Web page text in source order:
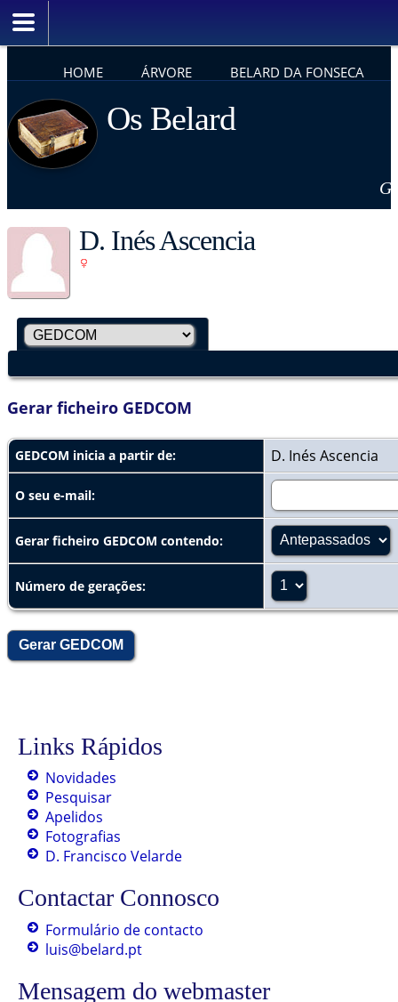
HOME ÁRVORE BELARD DA FONSECA
Os Belard
D. Inés Ascencia
Gerar ficheiro GEDCOM
GEDCOM inicia a partir de: D. Inés Ascencia
O seu e-mail:
Gerar ficheiro GEDCOM contendo:
Número de gerações:
Links Rápidos
Novidades
Pesquisar
Apelidos
Fotografias
D. Francisco Velarde
Contactar Connosco
Formulário de contacto
luis@belard.pt
Mensagem do webmaster